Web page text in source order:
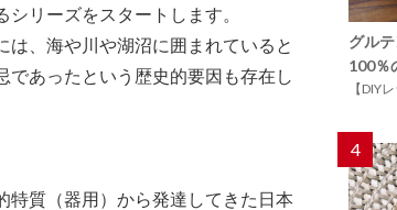
リーズをスタートします。
、海や川や湖沼に囲まれていると
であったという歴史的要因も存在し
特質（器用）から発達してきた日本
グル
100％
【DIY
4